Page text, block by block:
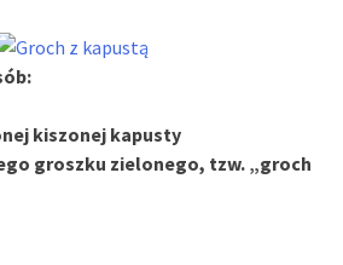
kiszonej kapusty
groszku zielonego, tzw. „groch